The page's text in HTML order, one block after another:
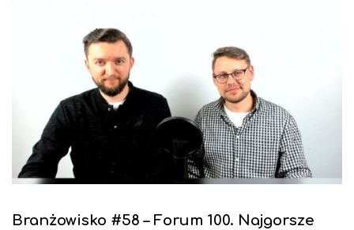
Branżowisko #58 – Forum 100. Najgorsze